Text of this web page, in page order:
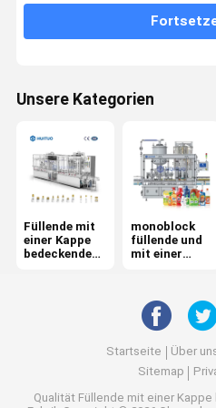
Shampoo-Flaschen-
Handdesinfizierer-
KolbenFüllmaschine
Kosmetische Füllmaschine
Mit einer Kappe bedeckende
Mit einer Kappe bedeckende
Glasflaschen-mit einer
Unsere Kategorien
Füllende mit
einer Kappe
bedeckende
monoblock
füllende und
mit einer
Startseite Über
Sitemap
Qualität Füllende mit einer